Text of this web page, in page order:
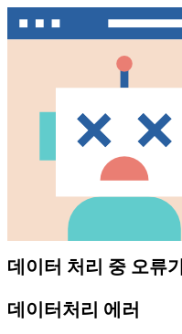
데이터 처리 중 오류
데이터처리 에러